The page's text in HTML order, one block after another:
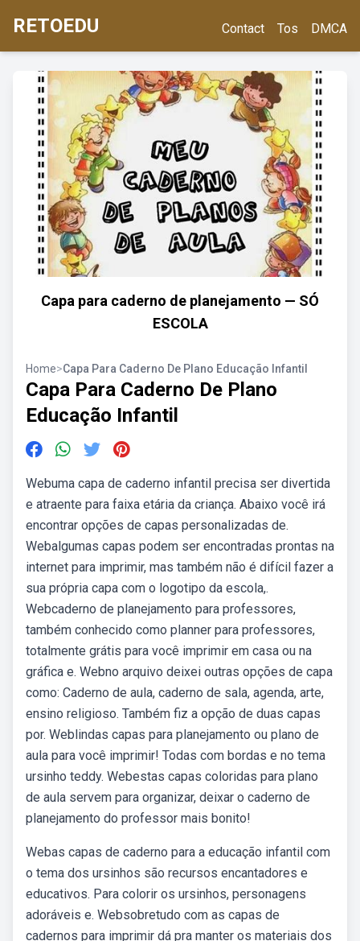
RETOEDU Contact Tos DMCA
Capa para caderno de planejamento — SÓ
ESCOLA
Home>Capa Para Caderno De Plano Educação Infantil
Capa Para Caderno De Plano
Educação Infantil
Webuma capa de caderno infantil precisa ser divertida
e atraente para faixa etária da criança. Abaixo você irá
encontrar opções de capas personalizadas de.
Webalgumas capas podem ser encontradas prontas na
internet para imprimir, mas também não é difícil fazer a
sua própria capa com o logotipo da escola,.
Webcaderno de planejamento para professores,
também conhecido como planner para professores,
totalmente grátis para você imprimir em casa ou na
gráfica e. Webno arquivo deixei outras opções de capa
como: Caderno de aula, caderno de sala, agenda, arte,
ensino religioso. Também fiz a opção de duas capas
por. Weblindas capas para planejamento ou plano de
aula para você imprimir! Todas com bordas e no tema
ursinho teddy. Webestas capas coloridas para plano
de aula servem para organizar, deixar o caderno de
planejamento do professor mais bonito!
Webas capas de caderno para a educação infantil com
o tema dos ursinhos são recursos encantadores e
educativos. Para colorir os ursinhos, personagens
adoráveis e. Websobretudo com as capas de
cadernos para imprimir dá pra manter os materiais dos